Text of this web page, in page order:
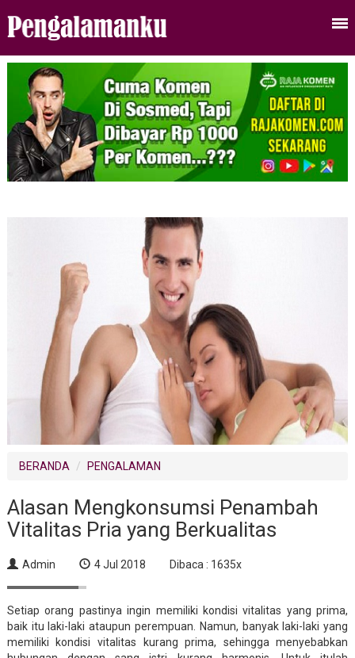
BERANDA PENGALAMAN
Alasan Mengkonsumsi Penambah
Vitalitas Pria yang Berkualitas
Admin 4 Jul 2018 Dibaca : 1635x
Setiap orang pastinya ingin memiliki kondisi vitalitas yang prima,
baik itu laki-laki ataupun perempuan. Namun, banyak laki-laki yang
memiliki kondisi vitalitas kurang prima, sehingga menyebabkan